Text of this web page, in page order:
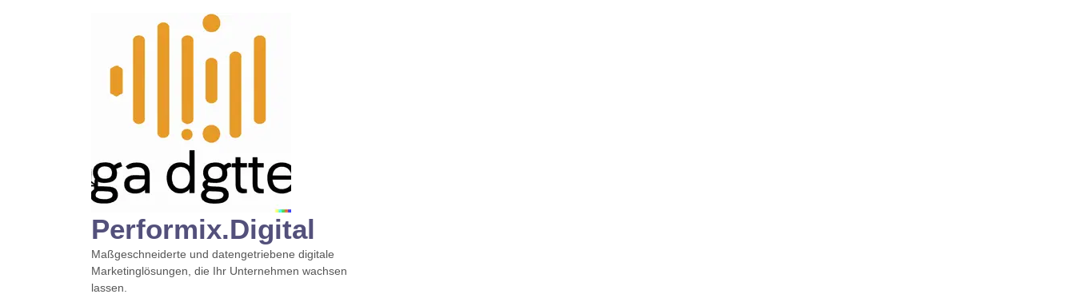
Performix.digital
Maßgeschneiderte und datengetriebene digitale
Marketinglösungen, die Ihr Unternehmen wachsen
lassen.